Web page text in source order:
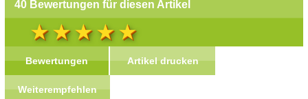
40 Bewertungen für diesen Artikel
Bewertungen Artikel drucken
Weiterempfehlen